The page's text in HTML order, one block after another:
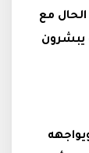
الحال مع
يبشرون